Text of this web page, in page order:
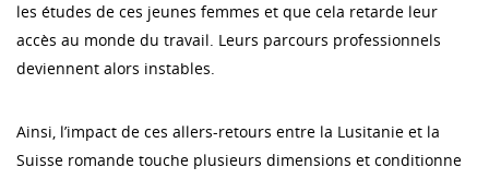
les études de ces jeunes femmes et que cela retarde leur
accès au monde du travail. Leurs parcours professionnels
deviennent alors instables.
Ainsi, l’impact de ces allers-retours entre la Lusitanie et la
Suisse romande touche plusieurs dimensions et conditionne